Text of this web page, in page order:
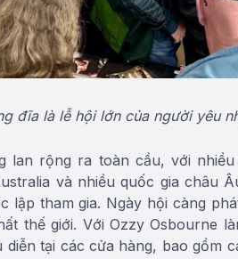
đĩa là lễ hội lớn của người yêu
lan rộng ra toàn cầu, với
và nhiều quốc gia châu
lập tham gia. Ngày hội càng
thế giới. Với Ozzy Osbourne
tại các cửa hàng, bao gồm